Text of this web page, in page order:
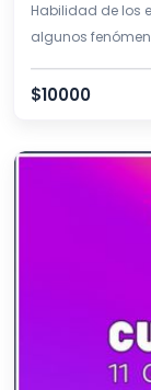
Habilidad de los
algunos
$10000